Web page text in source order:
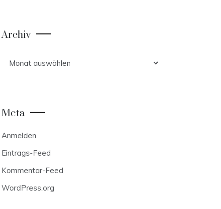
Archiv
Meta
Anmelden
Eintrags-Feed
Kommentar-Feed
WordPress.org